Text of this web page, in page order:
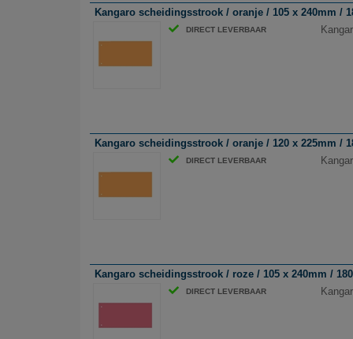
Kangaro scheidingsstrook / oranje / 105 x 240mm /
DIRECT LEVERBAAR
Kangaro scheidingsstrook / oranje / 120 x 225mm /
DIRECT LEVERBAAR
Kangaro scheidingsstrook / roze / 105 x 240mm /
DIRECT LEVERBAAR